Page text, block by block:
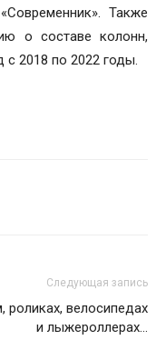
Также
о составе колонн,
с 2018 по 2022 годы.
Следующая запись
роликах, велосипедах
и лыжероллерах…